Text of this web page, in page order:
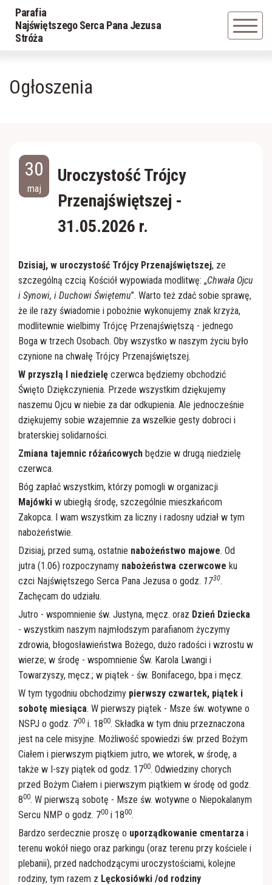
Parafia
Najświętszego Serca Pana Jezusa
Stróża
Duszpasterze
Grupa młodzieżowa
Caritas
Parafialna Rada Duszpasterska
Róże Różańcowe
Ogłoszenia
30
maj
Uroczystość Trójcy
Przenajświętszej -
31.05.2026 r.
Dzisiaj, w uroczystość Trójcy Przenajświętszej, ze
szczególną czcią Kościół wypowiada modlitwę: „Chwała Ojcu
i Synowi, i Duchowi Świętemu”. Warto też zdać sobie sprawę,
że ile razy świadomie i pobożnie wykonujemy znak krzyża,
modlitewnie wielbimy Trójcę Przenajświętszą - jednego
Boga w trzech Osobach. Oby wszystko w naszym życiu było
czynione na chwałę Trójcy Przenajświętszej.
W przyszłą I niedzielę czerwca będziemy obchodzić
Święto Dziękczynienia. Przede wszystkim dziękujemy
naszemu Ojcu w niebie za dar odkupienia. Ale jednocześnie
dziękujemy sobie wzajemnie za wszelkie gesty dobroci i
braterskiej solidarności.
Zmiana tajemnic różańcowych będzie w drugą niedzielę
czerwca.
Bóg zapłać wszystkim, którzy pomogli w organizacji
Majówki w ubiegłą środę, szczególnie mieszkańcom
Zakopca. I wam wszystkim za liczny i radosny udział w tym
nabożeństwie.
Dzisiaj, przed sumą, ostatnie nabożeństwo majowe. Od
jutra (1.06) rozpoczynamy nabożeństwa czerwcowe ku
czci Najświętszego Serca Pana Jezusa o godz. 1730.
Zachęcam do udziału.
Jutro - wspomnienie św. Justyna, męcz. oraz Dzień Dziecka
- wszystkim naszym najmłodszym parafianom życzymy
zdrowia, błogosławieństwa Bożego, dużo radości i wzrostu w
wierze; w środę - wspomnienie Św. Karola Lwangi i
Towarzyszy, męcz.; w piątek - św. Bonifacego, bpa i męcz.
W tym tygodniu obchodzimy pierwszy czwartek, piątek i
sobotę miesiąca. W pierwszy piątek - Msze św. wotywne o
NSPJ o godz. 700 i. 1800. Składka w tym dniu przeznaczona
jest na cele misyjne. Możliwość spowiedzi św. przed Bożym
Ciałem i pierwszym piątkiem jutro, we wtorek, w środę, a
także w I-szy piątek od godz. 1700. Odwiedziny chorych
przed Bożym Ciałem i pierwszym piątkiem w środę od godz.
800. W pierwszą sobotę - Msze św. wotywne o Niepokalanym
Sercu NMP o godz. 700 i 1800.
Bardzo serdecznie proszę o uporządkowanie cmentarza i
terenu wokół niego oraz parkingu (oraz terenu przy kościele i
plebanii), przed nadchodzącymi uroczystościami, kolejne
rodziny, tym razem z Lęckosiówki /od rodziny